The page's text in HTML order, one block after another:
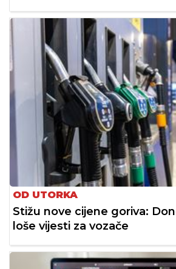
OD UTORKA
Stižu nove cijene goriva:
loše vijesti za vozače